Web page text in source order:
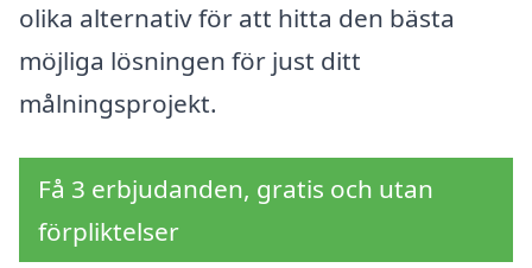
olika alternativ för att hitta den bästa
möjliga lösningen för just ditt
målningsprojekt.
Få 3 erbjudanden, gratis och utan
förpliktelser